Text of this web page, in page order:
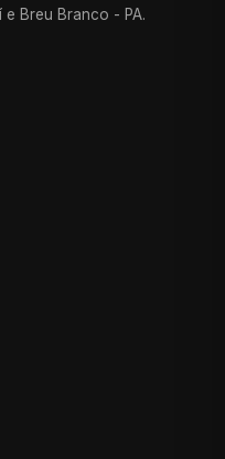
Breu Branco - PA.